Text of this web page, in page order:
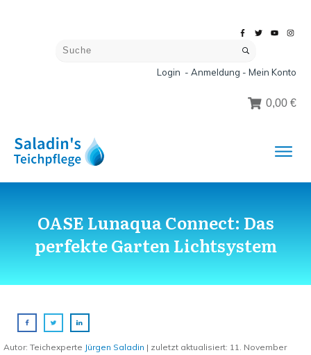
Login - Anmeldung - Mein Konto
0,00 €
OASE Lunaqua Connect: Das
perfekte Garten Lichtsystem
Autor: Teichexperte Jürgen Saladin | zuletzt aktualisiert: 11. November